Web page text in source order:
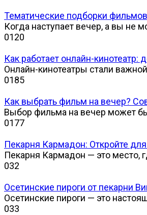
Тематические подборки
Когда наступает вечер, а вы не
0120
Как работает онлайн-
Онлайн-кинотеатры стали
0185
Как выбрать фильм на вечер?
Выбор фильма на вечер может
0177
Пекарня Кармадон: Откройте
Пекарня Кармадон — это место,
032
Осетинские пироги от пекарни
Осетинские пироги — это
033